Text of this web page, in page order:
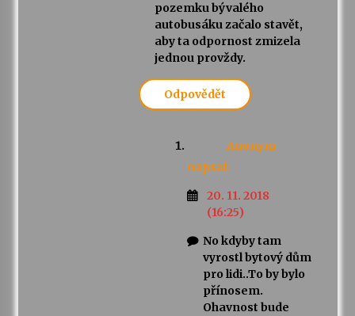
pozemku bývalého
autobusáku začalo stavět,
aby ta odpornost zmizela
jednou provždy.
Odpovědět
Anonym
napsal:
20. 11. 2018
(16:25)
No kdyby tam
vyrostl bytový dům
pro lidi..To by bylo
přínosem.
Ohavnost bude